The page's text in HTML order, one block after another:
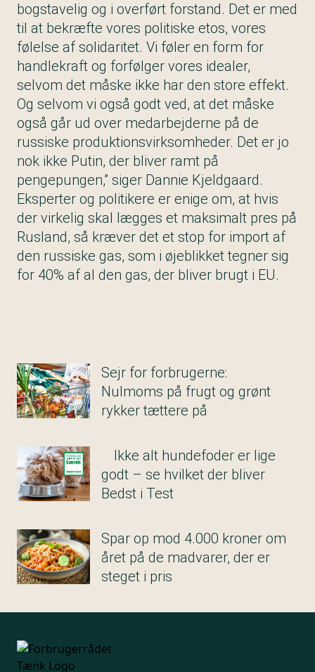
bogstavelig og i overført forstand. Det er med
til at bekræfte vores politiske etos, vores
følelse af solidaritet. Vi føler en form for
handlekraft og forfølger vores idealer,
selvom det måske ikke har den store effekt.
Og selvom vi også godt ved, at det måske
også går ud over medarbejderne på de
russiske produktionsvirksomheder. Det er jo
nok ikke Putin, der bliver ramt på
pengepungen,” siger Dannie Kjeldgaard.
Eksperter og politikere er enige om, at hvis
der virkelig skal lægges et maksimalt pres på
Rusland, så kræver det et stop for import af
den russiske gas, som i øjeblikket tegner sig
for 40% af al den gas, der bliver brugt i EU.
Sejr for forbrugerne:
Nulmoms på frugt og grønt
rykker tættere på
Ikke alt hundefoder er lige
godt – se hvilket der bliver
Bedst i Test
Spar op mod 4.000 kroner om
året på de madvarer, der er
steget i pris